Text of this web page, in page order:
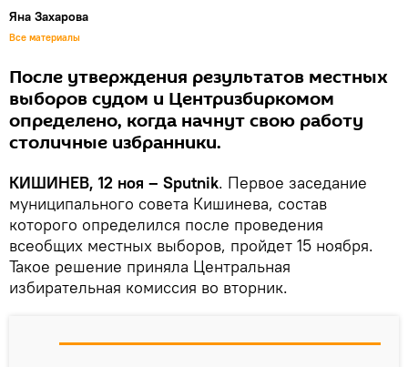
Яна Захарова
Все материалы
После утверждения результатов местных
выборов судом и Центризбиркомом
определено, когда начнут свою работу
столичные избранники.
КИШИНЕВ, 12 ноя – Sputnik. Первое заседание
муниципального совета Кишинева, состав
которого определился после проведения
всеобщих местных выборов, пройдет 15 ноября.
Такое решение приняла Центральная
избирательная комиссия во вторник.